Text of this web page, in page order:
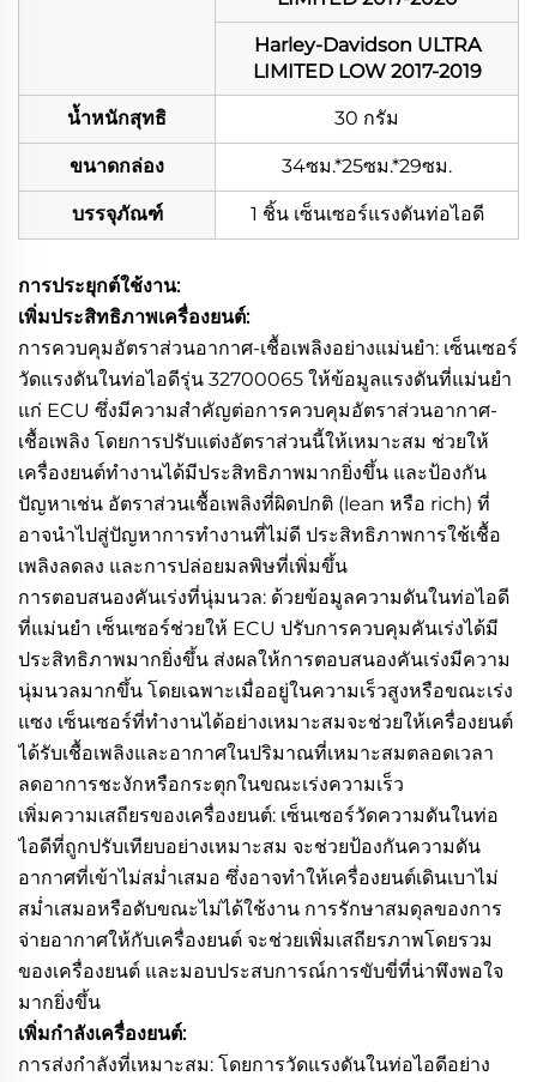
Harley-Davidson ULTRA
LIMITED LOW 2017-2019
น้ำหนักสุทธิ 30 กรัม
ขนาดกล่อง 34ซม.*25ซม.*29ซม.
บรรจุภัณฑ์ 1 ชิ้น เซ็นเซอร์แรงดันท่อไอดี
การประยุกต์ใช้งาน:
เพิ่มประสิทธิภาพเครื่องยนต์:
การควบคุมอัตราส่วนอากาศ-เชื้อเพลิงอย่างแม่นยำ: เซ็นเซอร์
วัดแรงดันในท่อไอดีรุ่น 32700065 ให้ข้อมูลแรงดันที่แม่นยำ
แก่ ECU ซึ่งมีความสำคัญต่อการควบคุมอัตราส่วนอากาศ-
เชื้อเพลิง โดยการปรับแต่งอัตราส่วนนี้ให้เหมาะสม ช่วยให้
เครื่องยนต์ทำงานได้มีประสิทธิภาพมากยิ่งขึ้น และป้องกัน
ปัญหาเช่น อัตราส่วนเชื้อเพลิงที่ผิดปกติ (lean หรือ rich) ที่
อาจนำไปสู่ปัญหาการทำงานที่ไม่ดี ประสิทธิภาพการใช้เชื้อ
เพลิงลดลง และการปล่อยมลพิษที่เพิ่มขึ้น
การตอบสนองคันเร่งที่นุ่มนวล: ด้วยข้อมูลความดันในท่อไอดี
ที่แม่นยำ เซ็นเซอร์ช่วยให้ ECU ปรับการควบคุมคันเร่งได้มี
ประสิทธิภาพมากยิ่งขึ้น ส่งผลให้การตอบสนองคันเร่งมีความ
นุ่มนวลมากขึ้น โดยเฉพาะเมื่ออยู่ในความเร็วสูงหรือขณะเร่ง
แซง เซ็นเซอร์ที่ทำงานได้อย่างเหมาะสมจะช่วยให้เครื่องยนต์
ได้รับเชื้อเพลิงและอากาศในปริมาณที่เหมาะสมตลอดเวลา
ลดอาการชะงักหรือกระตุกในขณะเร่งความเร็ว
เพิ่มความเสถียรของเครื่องยนต์: เซ็นเซอร์วัดความดันในท่อ
ไอดีที่ถูกปรับเทียบอย่างเหมาะสม จะช่วยป้องกันความดัน
อากาศที่เข้าไม่สม่ำเสมอ ซึ่งอาจทำให้เครื่องยนต์เดินเบาไม่
สม่ำเสมอหรือดับขณะไม่ได้ใช้งาน การรักษาสมดุลของการ
จ่ายอากาศให้กับเครื่องยนต์ จะช่วยเพิ่มเสถียรภาพโดยรวม
ของเครื่องยนต์ และมอบประสบการณ์การขับขี่ที่น่าพึงพอใจ
มากยิ่งขึ้น
เพิ่มกำลังเครื่องยนต์:
การส่งกำลังที่เหมาะสม: โดยการวัดแรงดันในท่อไอดีอย่าง